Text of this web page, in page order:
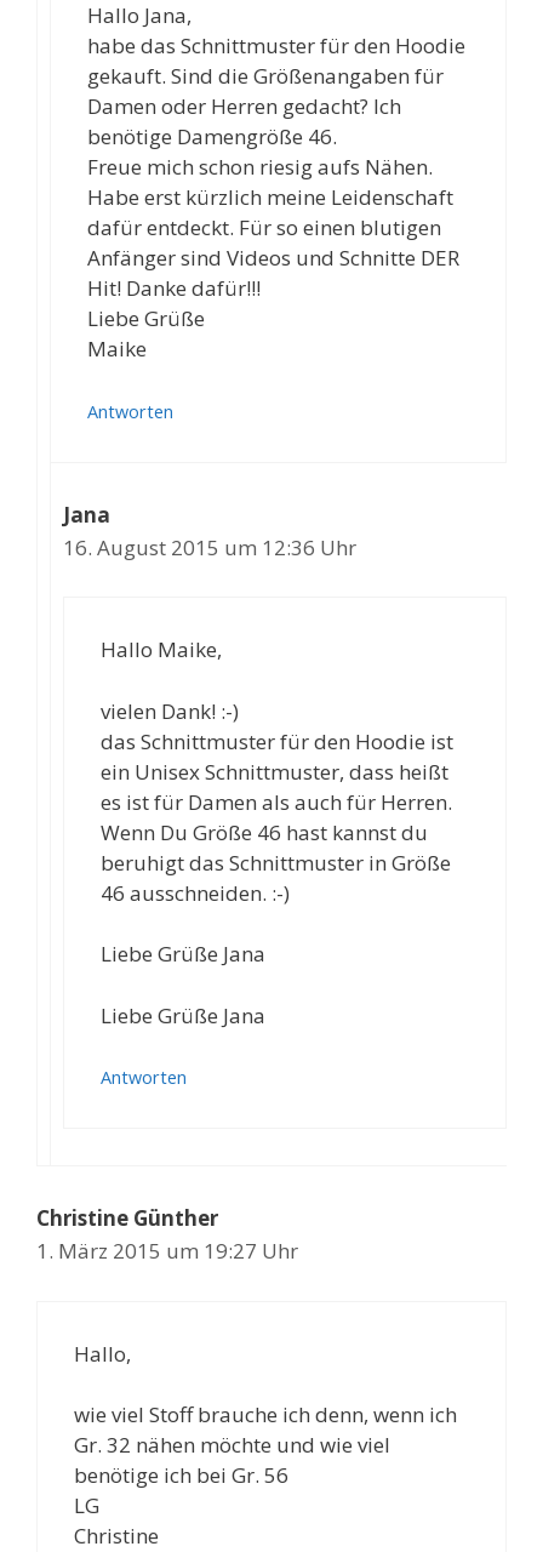
Hallo Jana,
habe das Schnittmuster für den Hoodie
gekauft. Sind die Größenangaben für
Damen oder Herren gedacht? Ich
benötige Damengröße 46.
Freue mich schon riesig aufs Nähen.
Habe erst kürzlich meine Leidenschaft
dafür entdeckt. Für so einen blutigen
Anfänger sind Videos und Schnitte DER
Hit! Danke dafür!!!
Liebe Grüße
Maike
Antworten
Jana
16. August 2015 um 12:36 Uhr
Hallo Maike,
vielen Dank! :-)
das Schnittmuster für den Hoodie ist
ein Unisex Schnittmuster, dass heißt
es ist für Damen als auch für Herren.
Wenn Du Größe 46 hast kannst du
beruhigt das Schnittmuster in Größe
46 ausschneiden. :-)
Liebe Grüße Jana
Liebe Grüße Jana
Antworten
Christine Günther
1. März 2015 um 19:27 Uhr
Hallo,
wie viel Stoff brauche ich denn, wenn ich
Gr. 32 nähen möchte und wie viel
benötige ich bei Gr. 56
LG
Christine